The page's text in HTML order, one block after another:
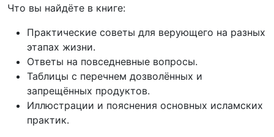
Что вы найдёте в книге:
Практические советы для верующего на разных
этапах жизни.
Ответы на повседневные вопросы.
Таблицы с перечнем дозволённых и
запрещённых продуктов.
Иллюстрации и пояснения основных исламских
практик.